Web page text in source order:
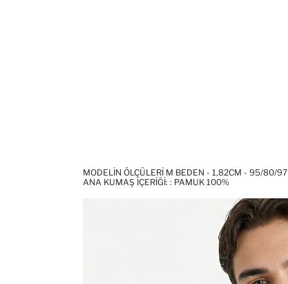
MODELIN ÖLÇÜLERI M BEDEN - 1,82CM - 95/80/97
ANA KUMAŞ İÇERIĞI: : PAMUK 100%